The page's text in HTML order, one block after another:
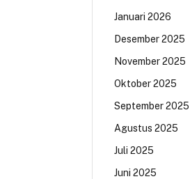
Januari 2026
Desember 2025
November 2025
Oktober 2025
September 2025
Agustus 2025
Juli 2025
Juni 2025